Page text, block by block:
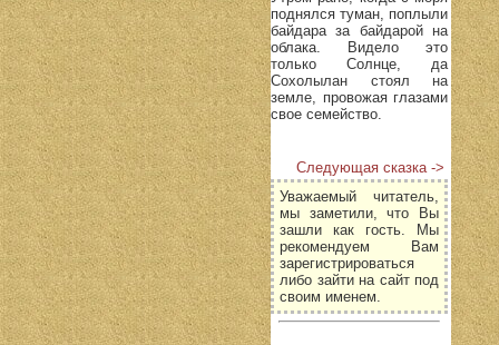
поднялся туман, поплыли
байдара за байдарой на
облака. Видело это
только Солнце, да
Сохолылан стоял на
земле, провожая глазами
свое семейство.
Следующая сказка ->
Уважаемый читатель,
мы заметили, что Вы
зашли как гость. Мы
рекомендуем Вам
зарегистрироваться
либо зайти на сайт под
своим именем.